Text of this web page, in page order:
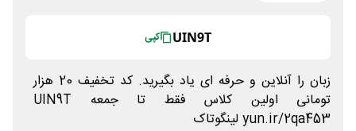
UIN9T کپی
زبان را آنلاین و حرفه ای یاد بگیرید. کد تخفیف 20 هزار
تومانی اولین کلاس فقط تا جمعه UIN9T
yun.ir/2qa453 لینگوتاک